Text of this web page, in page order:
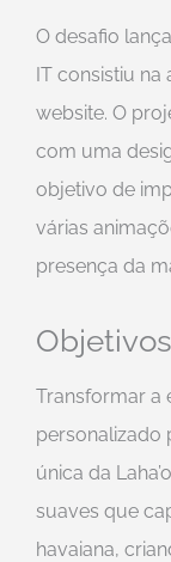
O desafio
IT consistiu na
website. O
com uma
objetivo de
várias
presença da
Objetivos
Transformar a
personalizado
única da
suaves que
havaiana,